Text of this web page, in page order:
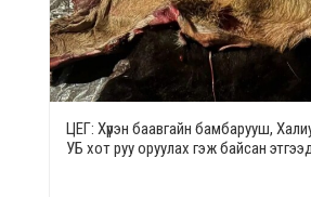
ЦЕГ: Хүрэн баавгайн бамбарууш,
УБ хот руу оруулах гэж байсан